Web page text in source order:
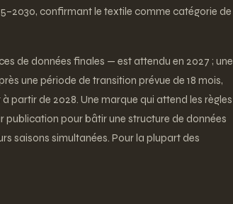
confirmant le textile comme catégorie de
de données finales — est attendu en 2027 ; une
une période de transition prévue de 18 mois,
de 2028. Une marque qui attend les règles
publication pour bâtir une structure de données
saisons simultanées. Pour la plupart des